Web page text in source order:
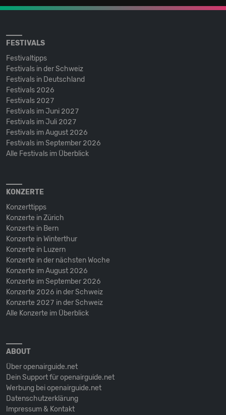
FESTIVALS
Festivaltipps
Festivals in der Schweiz
Festivals in Deutschland
Festivals 2026
Festivals 2027
Festivals im Juni 2027
Festivals im Juli 2027
Festivals im August 2026
Festivals im September 2026
Alle Festivals im Überblick
KONZERTE
Konzerttipps
Konzerte in Zürich
Konzerte in Bern
Konzerte in Winterthur
Konzerte in Luzern
Konzerte in der nächsten Woche
Konzerte im August 2026
Konzerte im September 2026
Konzerte 2026 in der Schweiz
Konzerte 2027 in der Schweiz
Alle Konzerte im Überblick
ABOUT
Über openairguide.net
Dein Support für openairguide.net
Werbung bei openairguide.net
Datenschutz­erklärung
Impressum & Kontakt